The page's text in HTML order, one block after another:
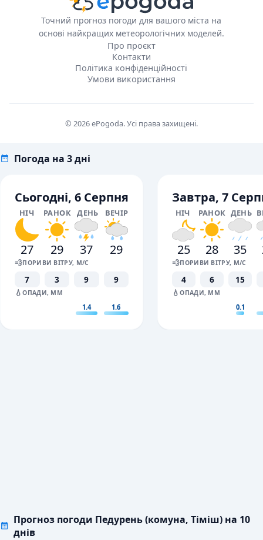
Точний прогноз погоди для вашого міста на
основі найкращих метеорологічних моделей.
Про проєкт
Контакти
Політика конфіденційності
Умови використання
© 2026 ePogoda. Усі права захищені.
Погода на 3 дні
Сьогодні, 6 Серпня
НІЧ РАНОК ДЕНЬ ВЕЧІР
27 29 37 29
💨ПОРИВИ ВІТРУ, М/С
7 3 9 9
💧ОПАДИ, ММ
1.4 1.6
Завтра, 7
НІЧ РАНОК ДЕНЬ
25 28 35
💨ПОРИВИ ВІТРУ, М/С
4 6 15
💧ОПАДИ, ММ
0.1
Прогноз погоди Педурень (комуна, Тіміш) на 10
днів